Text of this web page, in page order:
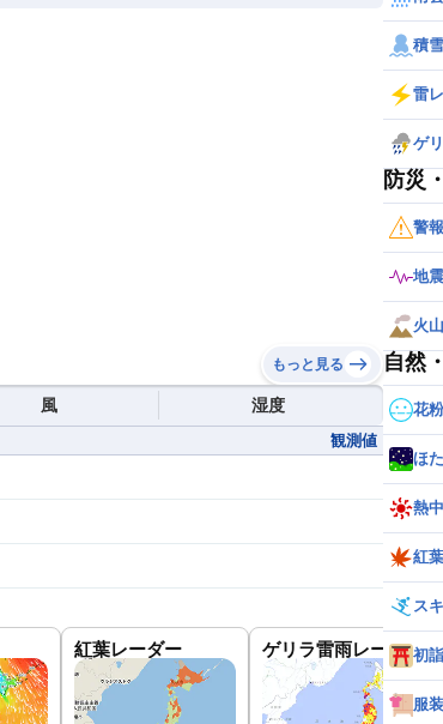
もっと見る
風 湿度
観測値
紅葉レーダー ゲリラ雷雨レーダー
積
雷
ゲ
防災
警
地
火
自然
花
ほ
熱
紅
ス
初詣
服